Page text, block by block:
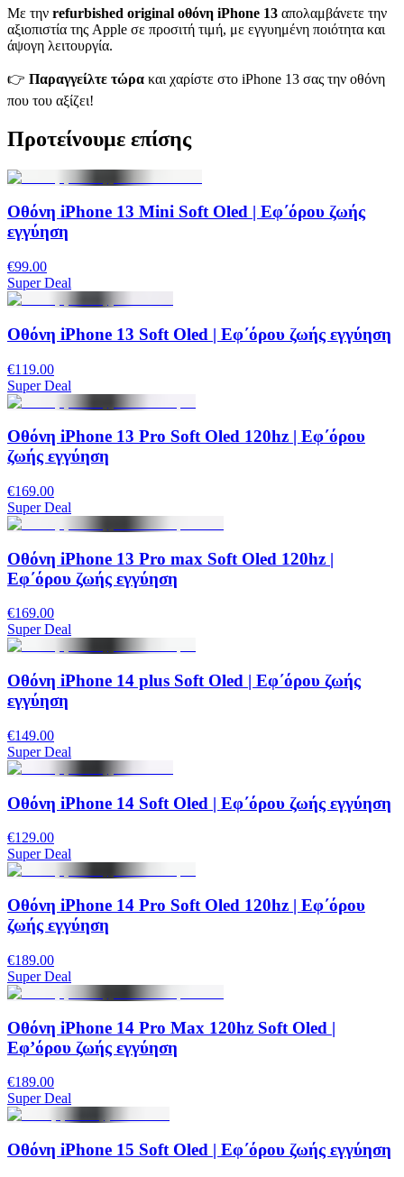
Με την refurbished original οθόνη iPhone 13 απολαμβάνετε την
αξιοπιστία της Apple σε προσιτή τιμή, με εγγυημένη ποιότητα και
άψογη λειτουργία.
👉 Παραγγείλτε τώρα και χαρίστε στο iPhone 13 σας την οθόνη
που του αξίζει!
Προτείνουμε επίσης
Οθόνη iPhone 13 Mini Soft Oled | Εφ΄όρου ζωής
εγγύηση
€99.00
Super Deal
Οθόνη iPhone 13 Soft Oled | Εφ΄όρου ζωής εγγύηση
€119.00
Super Deal
Οθόνη iPhone 13 Pro Soft Oled 120hz | Εφ΄όρου
ζωής εγγύηση
€169.00
Super Deal
Οθόνη iPhone 13 Pro max Soft Oled 120hz |
Εφ΄όρου ζωής εγγύηση
€169.00
Super Deal
Οθόνη iPhone 14 plus Soft Oled | Εφ΄όρου ζωής
εγγύηση
€149.00
Super Deal
Oθόνη iPhone 14 Soft Oled | Εφ΄όρου ζωής εγγύηση
€129.00
Super Deal
Οθόνη iPhone 14 Pro Soft Oled 120hz | Εφ΄όρου
ζωής εγγύηση
€189.00
Super Deal
Οθόνη iPhone 14 Pro Max 120hz Soft Oled |
Εφ’όρου ζωής εγγύηση
€189.00
Super Deal
Οθόνη iPhone 15 Soft Oled | Εφ΄όρου ζωής εγγύηση